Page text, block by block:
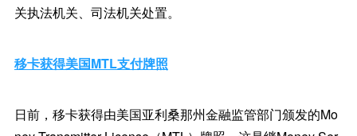
关执法机关、司法机关处置。
移卡获得美国MTL支付牌照
日前，移卡获得由美国亚利桑那州金融监管部门颁发的Mo